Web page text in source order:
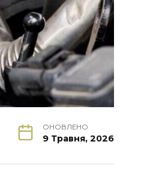
ОНОВЛЕНО
9 Травня, 2026